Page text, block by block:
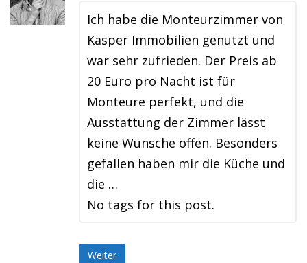
Ich habe die Monteurzimmer von
Kasper Immobilien genutzt und
war sehr zufrieden. Der Preis ab
20 Euro pro Nacht ist für
Monteure perfekt, und die
Ausstattung der Zimmer lässt
keine Wünsche offen. Besonders
gefallen haben mir die Küche und
die …
No tags for this post.
Weiter